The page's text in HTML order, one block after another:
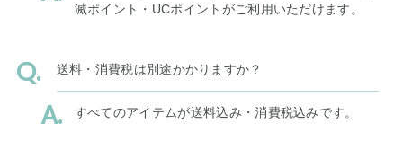
滅ポイント・UCポイントがご利用いただけます。
送料・消費税は別途かかりますか？
すべてのアイテムが送料込み・消費税込みです。